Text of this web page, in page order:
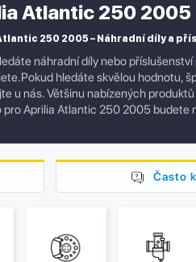
Atlantic 250 2005
250 2005 – Náhradní díly a
náhradní díly nebo
hledáte skvělou hodnotu,
u nás. Většinu nabízených
pro Aprilia Atlantic 250 2005 budete
Často